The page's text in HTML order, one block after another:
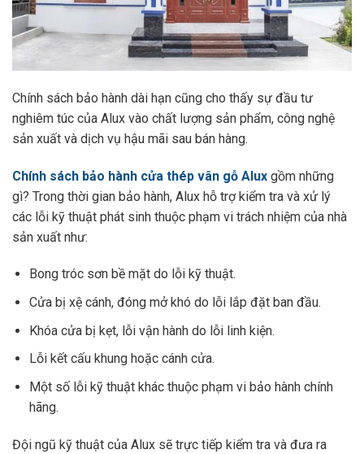
Chính sách bảo hành dài hạn cũng cho thấy sự đầu tư
nghiêm túc của Alux vào chất lượng sản phẩm, công nghệ
sản xuất và dịch vụ hậu mãi sau bán hàng.
Chính sách bảo hành cửa thép vân gỗ Alux gồm những
gì? Trong thời gian bảo hành, Alux hỗ trợ kiểm tra và xử lý
các lỗi kỹ thuật phát sinh thuộc phạm vi trách nhiệm của nhà
sản xuất như:
Bong tróc sơn bề mặt do lỗi kỹ thuật.
Cửa bị xệ cánh, đóng mở khó do lỗi lắp đặt ban đầu.
Khóa cửa bị kẹt, lỗi vận hành do lỗi linh kiện.
Lỗi kết cấu khung hoặc cánh cửa.
Một số lỗi kỹ thuật khác thuộc phạm vi bảo hành chính
hãng.
Đội ngũ kỹ thuật của Alux sẽ trực tiếp kiểm tra và đưa ra